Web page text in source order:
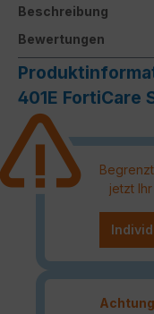
Beschreibung
Bewertungen
401E FortiCare
jetzt